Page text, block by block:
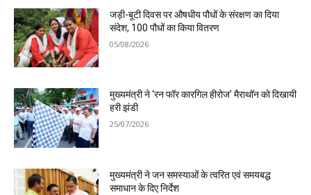
जड़ी-बूटी दिवस पर औषधीय पौधों के संरक्षण का दिया
संदेश, 100 पौधों का किया वितरण
05/08/2026
मुख्यमंत्री ने ‘रन फॉर कारगिल हीरोज’ मैराथॉन को दिखायी
हरी झंडी
25/07/2026
मुख्यमंत्री ने जन समस्याओं के त्वरित एवं समयबद्ध
समाधान के दिए निर्देश